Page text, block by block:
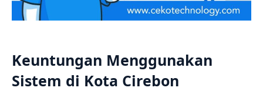
Keuntungan Menggunakan
Sistem di Kota Cirebon